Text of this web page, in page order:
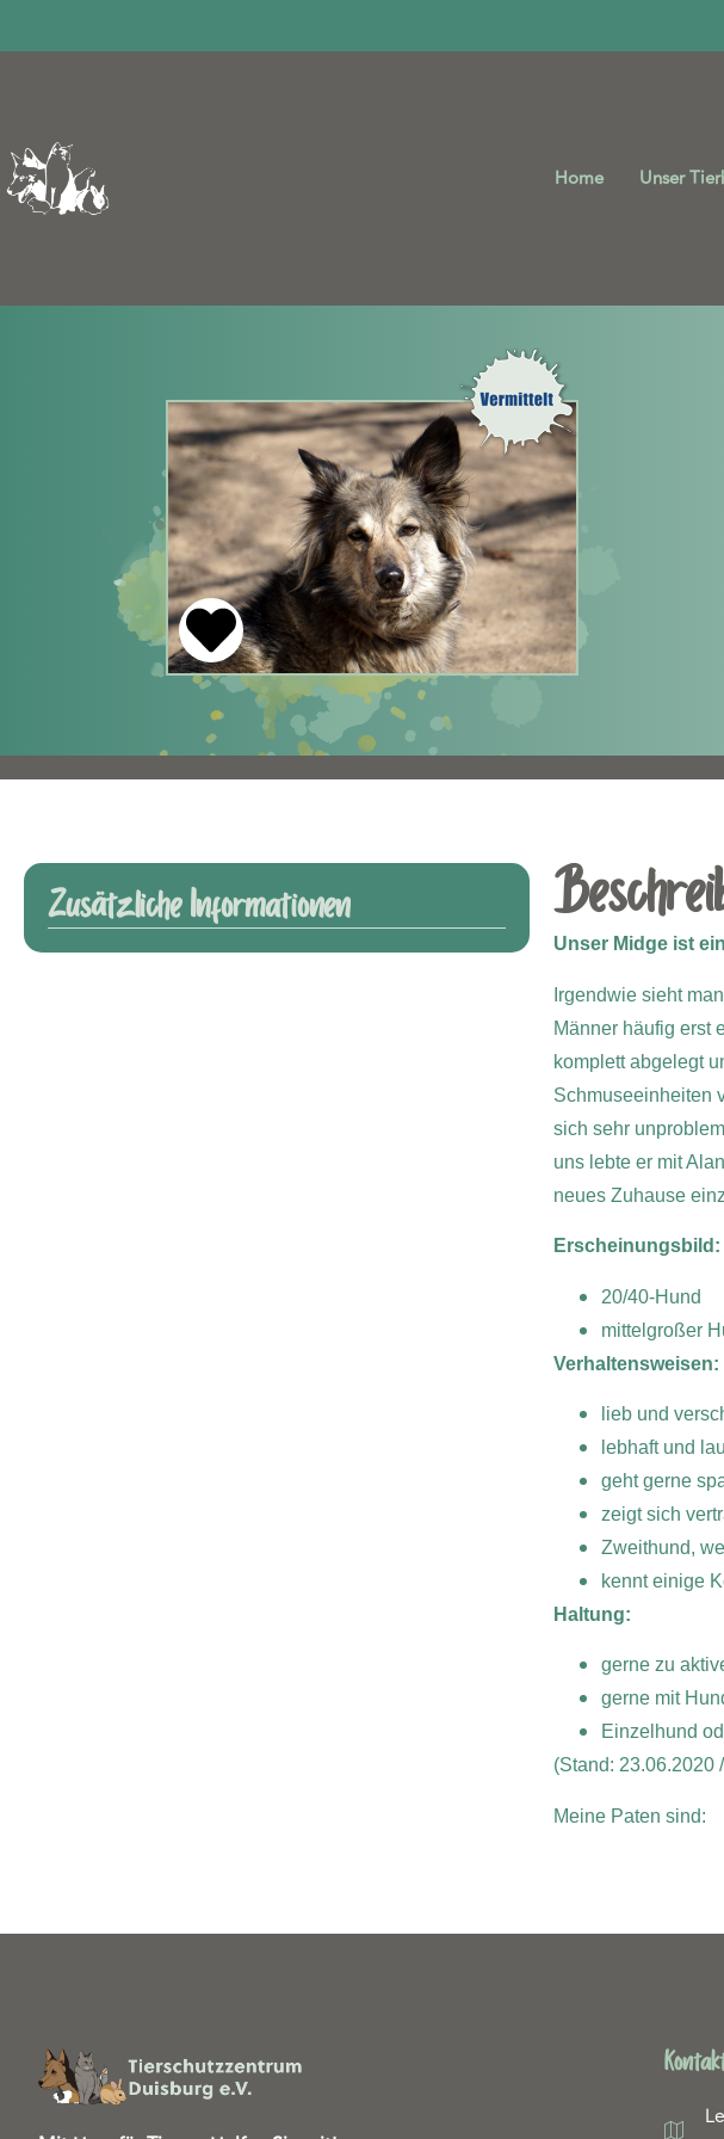
Home Unser
Zusätzliche Informationen
Unser Midge ist
Irgendwie sieht
Männer häufig erst
komplett abgelegt
Schmuseeinheiten
sich sehr
uns lebte er mit
neues Zuhause
Erscheinungsbild:
20/40-Hund
mittelgroßer
Verhaltensweisen:
lieb und
lebhaft und
geht gerne
zeigt sich
Zweithund,
kennt einige
Haltung:
gerne zu
gerne mit
Einzelhund
(Stand: 23.06.2020
Meine Paten sind: